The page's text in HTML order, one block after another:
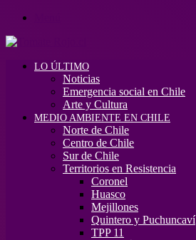
LO ÚLTIMO
Noticias
Emergencia social en Chile
Arte y Cultura
MEDIO AMBIENTE EN CHILE
Norte de Chile
Centro de Chile
Sur de Chile
Territorios en Resistencia
Coronel
Huasco
Mejillones
Quintero y Puchuncaví
TPP 11